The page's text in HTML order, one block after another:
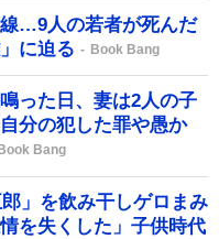
…9人の若者が死んだ
に迫る
Book Bang
った日、妻は2人の子
分の犯した罪や愚か
Book Bang
」を飲み干しゲロまみ
を失くした」子供時代